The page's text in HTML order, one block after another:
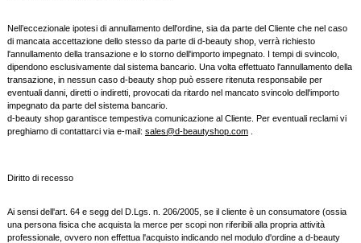
Nell’eccezionale ipotesi di annullamento dell'ordine, sia da parte del Cliente che nel caso
di mancata accettazione dello stesso da parte di d-beauty shop, verrà richiesto
l'annullamento della transazione e lo storno dell'importo impegnato. I tempi di svincolo,
dipendono esclusivamente dal sistema bancario. Una volta effettuato l'annullamento della
transazione, in nessun caso d-beauty shop può essere ritenuta responsabile per
eventuali danni, diretti o indiretti, provocati da ritardo nel mancato svincolo dell'importo
impegnato da parte del sistema bancario.
d-beauty shop garantisce tempestiva comunicazione al Cliente. Per eventuali reclami vi
preghiamo di contattarci via e-mail: sales@d-beautyshop.com.
Diritto di recesso
Ai sensi dell'art. 64 e segg del D.Lgs. n. 206/2005, se il cliente è un consumatore (ossia
una persona fisica che acquista la merce per scopi non riferibili alla propria attività
professionale, ovvero non effettua l'acquisto indicando nel modulo d'ordine a d-beauty